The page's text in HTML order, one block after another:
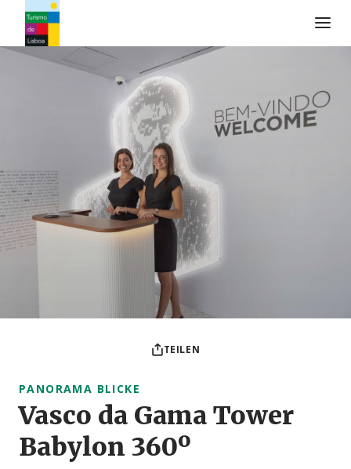
Turismo de Lisboa Logo
TEILEN
PANORAMA BLICKE
Vasco da Gama Tower
Babylon 360º